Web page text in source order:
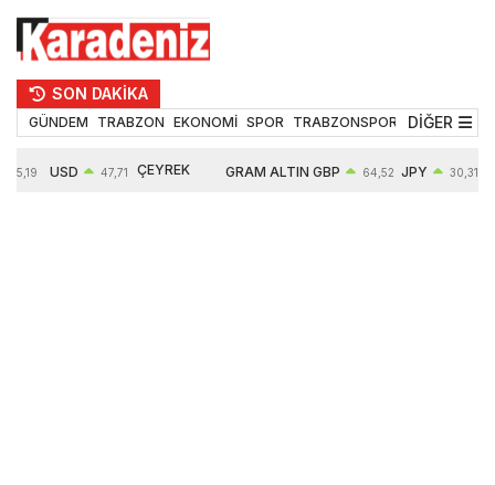
SON DAKİKA
GÜNDEM TRABZON EKONOMİ SPOR TRABZONSPOR TEKNOLOJİ
DİĞER
55,19 USD 47,71 ÇEYREK GRAM ALTIN GBP 64,52 JPY 30,31